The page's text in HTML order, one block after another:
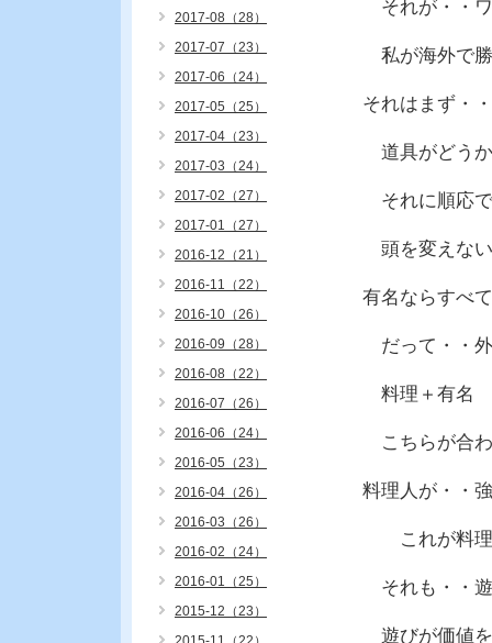
それが・・
私が海外で
それはまず・
道具がどう
それに順応
頭を変えな
有名ならすべ
だって・・
料理＋有名
こちらが合
料理人が・・
これが料理
それも・・
遊びが価値
2017-08（28）
2017-07（23）
2017-06（24）
2017-05（25）
2017-04（23）
2017-03（24）
2017-02（27）
2017-01（27）
2016-12（21）
2016-11（22）
2016-10（26）
2016-09（28）
2016-08（22）
2016-07（26）
2016-06（24）
2016-05（23）
2016-04（26）
2016-03（26）
2016-02（24）
2016-01（25）
2015-12（23）